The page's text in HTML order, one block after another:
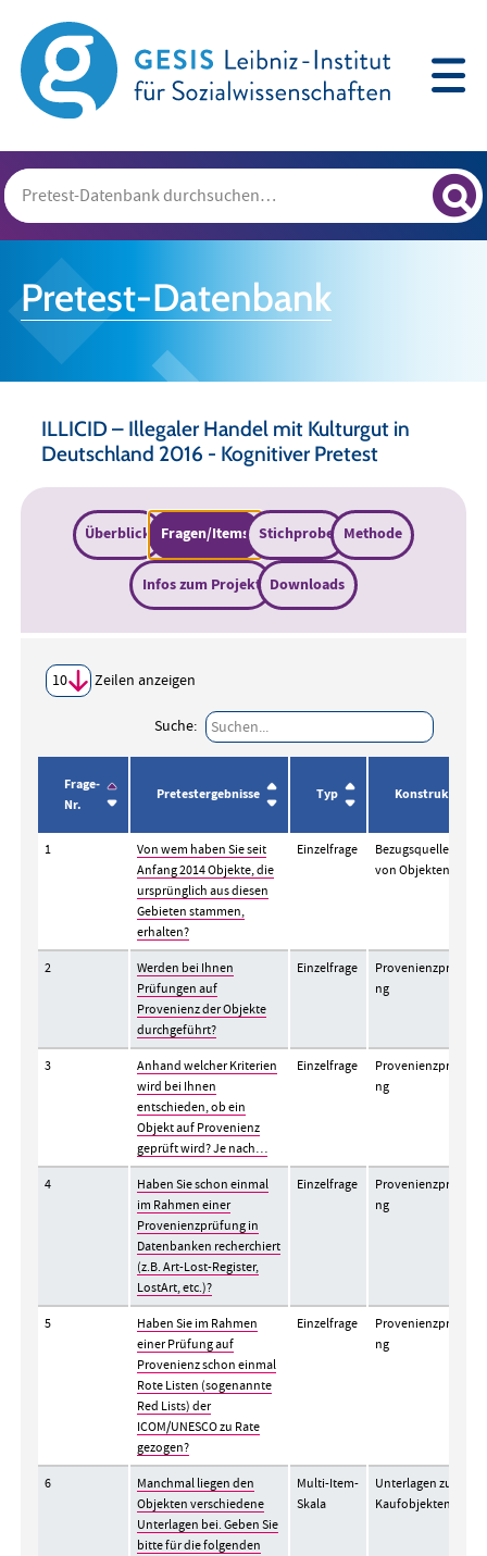
Pretest-Datenbank
ILLICID – Illegaler Handel mit Kulturgut in
Deutschland 2016 - Kognitiver Pretest
Überblick Fragen/Items Stichprobe Methode
Infos zum Projekt Downloads
Zeilen anzeigen
Suche:
Frage-
Nr.
Pretestergebnisse Typ Konstrukt
1
Von wem haben Sie seit
Anfang 2014 Objekte, die
ursprünglich aus diesen
Gebieten stammen,
erhalten?
Einzelfrage
Bezugsquellen
von Objekten
2
Werden bei Ihnen
Prüfungen auf
Provenienz der Objekte
durchgeführt?
Einzelfrage
Provenienzprüfu
ng
3
Anhand welcher Kriterien
wird bei Ihnen
entschieden, ob ein
Objekt auf Provenienz
geprüft wird? Je nach…
Einzelfrage
Provenienzprüfu
ng
4
Haben Sie schon einmal
im Rahmen einer
Provenienzprüfung in
Datenbanken recherchiert
(z.B. Art-Lost-Register,
LostArt, etc.)?
Einzelfrage
Provenienzprüfu
ng
5
Haben Sie im Rahmen
einer Prüfung auf
Provenienz schon einmal
Rote Listen (sogenannte
Red Lists) der
ICOM/UNESCO zu Rate
gezogen?
Einzelfrage
Provenienzprüfu
ng
6
Manchmal liegen den
Objekten verschiedene
Unterlagen bei. Geben Sie
bitte für die folgenden
Multi-Item-
Skala
Unterlagen zu
Kaufobjekten